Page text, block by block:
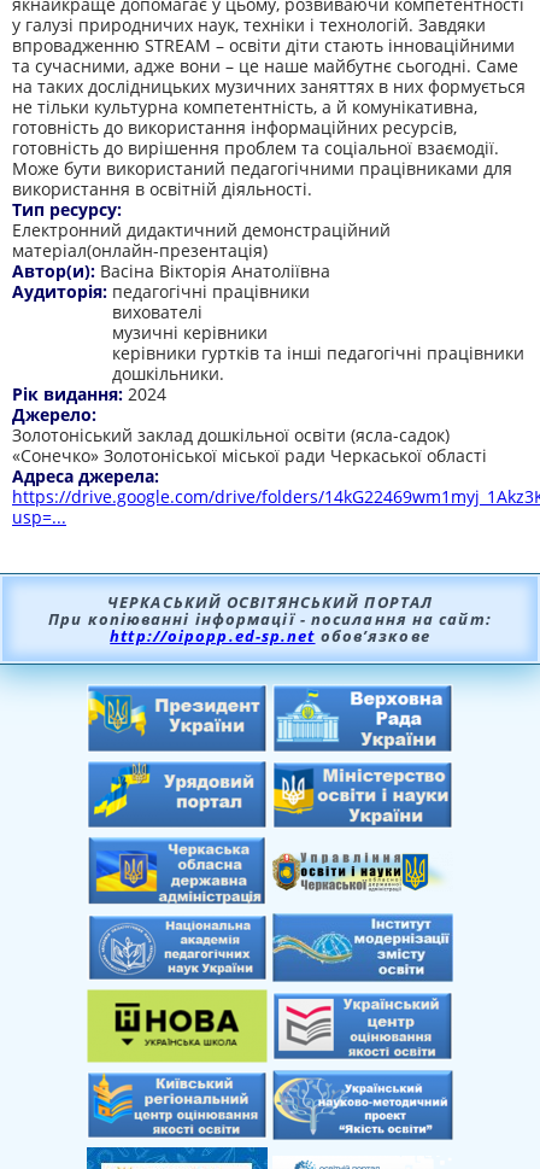
у галузі природничих наук, техніки і технологій. Завдяки
впровадженню STREAM – освіти діти стають інноваційними
та сучасними, адже вони – це наше майбутнє сьогодні. Саме
на таких дослідницьких музичних заняттях в них формується
не тільки культурна компетентність, а й комунікативна,
готовність до використання інформаційних ресурсів,
готовність до вирішення проблем та соціальної взаємодії.
Може бути використаний педагогічними працівниками для
використання в освітній діяльності.
Тип ресурсу:
Електронний дидактичний демонстраційний
матеріал(онлайн-презентація)
Автор(и): Васіна Вікторія Анатоліївна
Аудиторія: педагогічні працівники
вихователі
музичні керівники
керівники гуртків та інші педагогічні працівники
дошкільники.
Рік видання: 2024
Джерело:
Золотоніський заклад дошкільної освіти (ясла-садок)
«Сонечко» Золотоніської міської ради Черкаської області
Адреса джерела:
https://drive.google.com/drive/folders/
usp=...
ЧЕРКАСЬКИЙ ОСВІТЯНСЬКИЙ ПОРТАЛ
При копіюванні інформації - посилання на сайт:
http://oipopp.ed-sp.net обов’язкове